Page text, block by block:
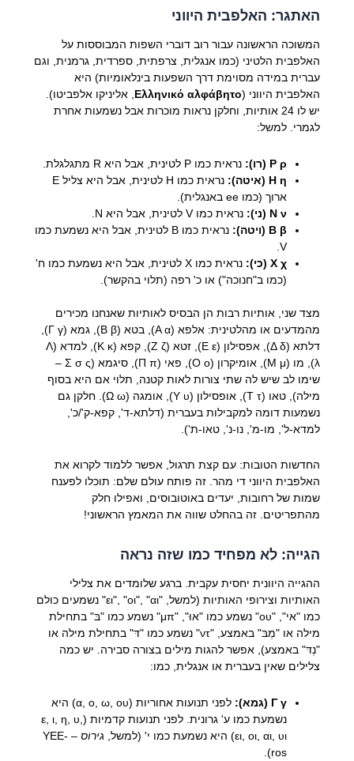
האתגר: האלפבית היווני
המשוכה הראשונה עבור רוב דוברי השפות המבוססות על
האלפבית הלטיני (כמו אנגלית, צרפתית, ספרדית, גרמנית, וגם
עברית במידה מסוימת דרך השפעות בינלאומיות) היא
האלפבית היווני (Ελληνικό αλφάβητο , אליניקו אלפביטו).
יש לו 24 אותיות, וחלקן נראות מוכרות אבל נשמעות אחרת
לגמרי. למשל:
Ρ ρ (רו):
נראית כמו P לטינית, אבל היא R מתגלגלת.
Η η (איטה):
נראית כמו H לטינית, אבל היא צליל E
ארוך (כמו ee באנגלית).
Ν ν (ני):
נראית כמו V לטינית, אבל היא N.
Β β (ויטה):
נראית כמו B לטינית, אבל היא נשמעת כמו
V.
Χ χ (כי):
נראית כמו X לטינית, אבל היא נשמעת כמו ח'
(כמו ב"חנוכה") או כ' רפה (תלוי בהקשר).
מצד שני, אותיות רבות הן הבסיס לאותיות שאנחנו מכירים
מהמדעים או מהלטינית: אלפא (Α α), בטא (Β β), גמא (Γ γ),
דלתא (Δ δ), אפסילון (Ε ε), זטא (Ζ ζ), קפא (Κ κ), למדא (Λ
λ), מו (Μ μ), אומיקרון (Ο ο), פאי (Π π), סיגמא (Σ σ ς –
שימו לב שיש לה שתי צורות לאות קטנה, תלוי אם היא בסוף
מילה), טאו (Τ τ), אופסילון (Υ υ), אומגה (Ω ω). חלקן גם
נשמעות דומה למקבילות בעברית (דלתא-ד', קפא-ק'/כ',
למדא-ל', מו-מ', נו-נ', טאו-ת').
החדשות הטובות: עם קצת תרגול, אפשר ללמוד לקרוא את
האלפבית היווני די מהר. זה פותח עולם שלם: תוכלו לפענח
שמות של רחובות, יעדים באוטובוסים, ואפילו חלק
מהתפריטים. זה בהחלט שווה את המאמץ הראשוני!
הגייה: לא מפחיד כמו שזה נראה
ההגייה היוונית יחסית עקבית. ברגע שלומדים את צלילי
האותיות וצירופי האותיות (למשל, "ει", "οι", "αι" נשמעים כולם
כמו "אי", "ου" נשמע כמו "אוּ", "μπ" נשמע כמו "בּ" בתחילת
מילה או "מְבּ" באמצע, "ντ" נשמע כמו "דּ" בתחילת מילה או
"נְדּ" באמצע), אפשר להגות מילים בצורה סבירה. יש כמה
צלילים שאין בעברית או אנגלית, כמו:
Γ γ (גמא):
לפני תנועות אחוריות (α, ο, ω, ου) היא
נשמעת כמו ע' גרונית. לפני תנועות קדמיות (ε, ι, η, υ,
ει, οι, αι, υι) היא נשמעת כמו י' (למשל,
גירוס
– YEE-
ros).